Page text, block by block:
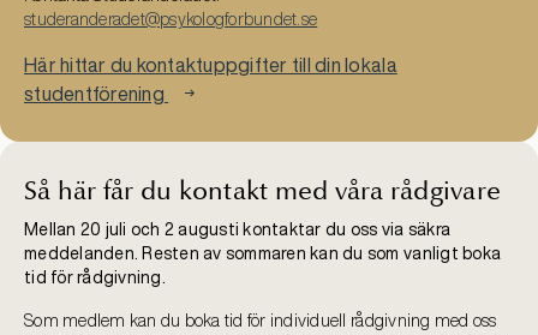
studeranderadet@psykologforbundet.se
Här hittar du kontaktuppgifter till din lokala
studentförening
Så här får du kontakt med våra rådgivare
Mellan 20 juli och 2 augusti kontaktar du oss via säkra
meddelanden. Resten av sommaren kan du som vanligt boka
tid för rådgivning.
Som medlem kan du boka tid för individuell rådgivning med oss